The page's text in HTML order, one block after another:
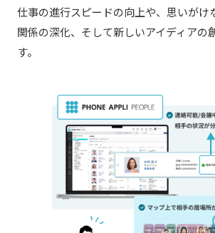
仕事の進行スピードの向上や、思いがけ
関係の深化、そして新しいアイディアの
す。